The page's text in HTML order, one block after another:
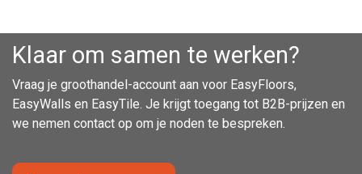
Klaar om samen te werken?
Vraag je groothandel-account aan voor EasyFloors,
EasyWalls en EasyTile. Je krijgt toegang tot B2B-prijzen en
we nemen contact op om je noden te bespreken.